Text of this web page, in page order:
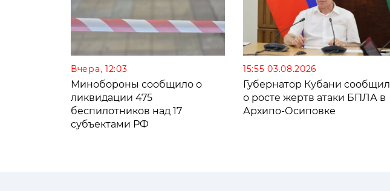
Вчера, 12:03
Минобороны сообщило о
ликвидации 475
беспилотников над 17
субъектами РФ
15:55 03.08.2026
Губернатор Кубани сообщил
о росте жертв атаки БПЛА в
Архипо-Осиповке